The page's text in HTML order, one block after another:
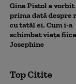
Gina Pistol a
prima dată despre
cu tatăl ei. Cum i-a
schimbat viața fiica
Josephine
Top Citite